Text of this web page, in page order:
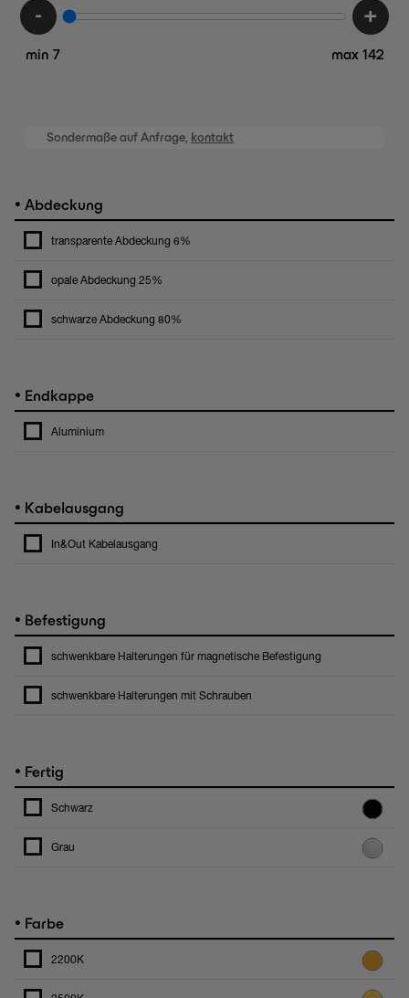
min 7 max 142
- +
Sondermaße auf Anfrage, kontakt
• Abdeckung
transparente Abdeckung 6%
opale Abdeckung 25%
schwarze Abdeckung 80%
• Endkappe
Aluminium
• Kabelausgang
In&Out Kabelausgang
• Befestigung
schwenkbare Halterungen für magnetische Befestigung
schwenkbare Halterungen mit Schrauben
• Fertig
Schwarz
Grau
• Farbe
2200K